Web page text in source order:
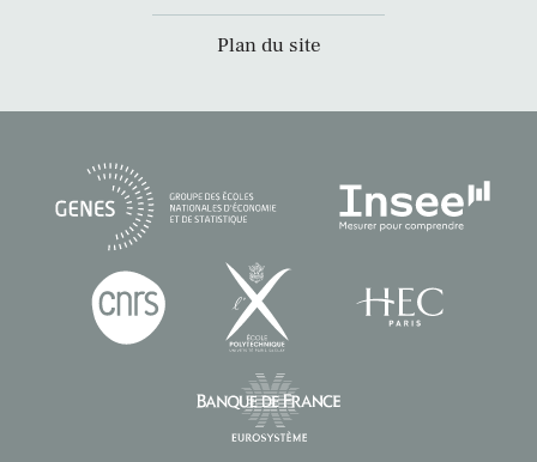
Plan du site